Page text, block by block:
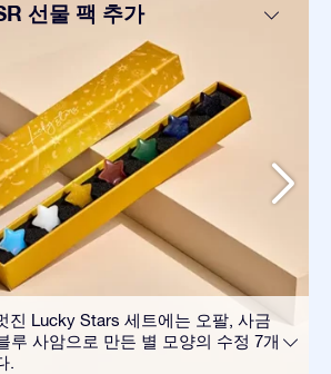
선물 팩 추가
진 Lucky Stars 세트에는 오팔, 사금
루 사암으로 만든 별 모양의 수정 7개
.